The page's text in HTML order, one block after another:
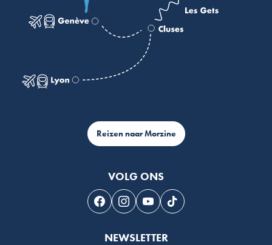
Reizen naar Morzine
VOLG ONS
Volg ons op Facebook
Volg ons op Instagram
Volg ons op Youtube
Volg ons op Tiktok
NEWSLETTER